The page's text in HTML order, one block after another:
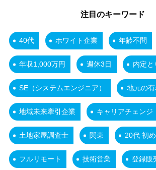
注目のキーワード
40代 ホワイト企業 年齢不問
年収1,000万円 週休3日 内定と
SE（システムエンジニア） 地元の
地域未来牽引企業 キャリアチェンジ
土地家屋調査士 関東 20代 初
フルリモート 技術営業 登録販